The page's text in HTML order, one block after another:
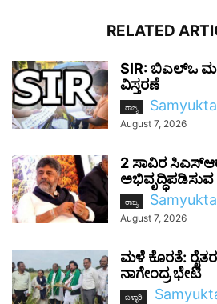
RELATED
SIR: ಬಿಎಲ್ಒ
ವಿಸ್ತರಣೆ
ರಾಜ್ಯ
August 7, 2026
2 ಸಾವಿರ
ಅಭಿವೃದ್ಧಿಪಡಿಸುವ
ರಾಜ್ಯ
August 7, 2026
ಮಳೆ ಕೊರತೆ:
ನಾಗೇಂದ್ರ ಭೇಟಿ
ಬಳ್ಳಾರಿ